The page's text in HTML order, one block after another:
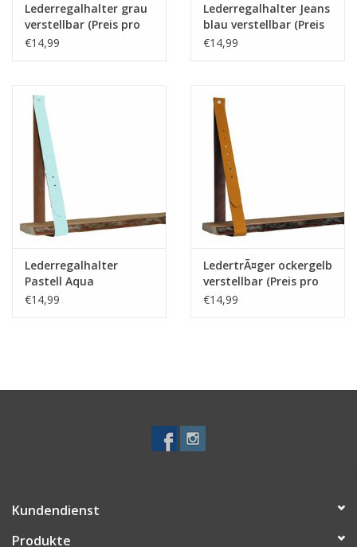
Lederregalhalter grau
verstellbar (Preis pro
Stuck)
€14,99
Lederregalhalter Jeans
blau verstellbar (Preis
pro Stuck)
€14,99
Lederregalhalter
Pastell Aqua
verstellbar (Preis pro
€14,99
LedertrÃ¤ger ockergelb
verstellbar (Preis pro
Stuck)
€14,99
Kundendienst
Produkte